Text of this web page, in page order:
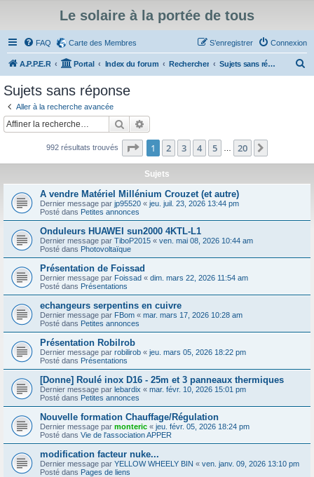
Le solaire à la portée de tous
FAQ Carte des Membres Connexion
S’enregistrer
A.P.P.E.R Portal Index du forum Rechercher Sujets sans réponse
c
Sujets sans réponse
Aller à la recherche avancée
Rechercher
992 résultats trouvés Page 1sur20
1 2 3 4 5 20
Sujets
A vendre Matériel Millénium Crouzet (et autre)
Dernier message par jp95520 « jeu. juil. 23, 2026 13:44 pm
Posté dans Petites annonces
Onduleurs HUAWEI sun2000 4KTL-L1
Dernier message par TiboP2015 « ven. mai 08, 2026 10:44 am
Posté dans Photovoltaïque
Présentation de Foissad
Dernier message par Foissad « dim. mars 22, 2026 11:54 am
Posté dans Présentations
echangeurs serpentins en cuivre
Dernier message par FBom « mar. mars 17, 2026 10:28 am
Posté dans Petites annonces
Présentation Robilrob
Dernier message par robilirob « jeu. mars 05, 2026 18:22 pm
Posté dans Présentations
[Donne] Roulé inox D16 - 25m et 3 panneaux thermiques
Dernier message par lebardix « mar. févr. 10, 2026 15:01 pm
Posté dans Petites annonces
Nouvelle formation Chauffage/Régulation
Dernier message par monteric « jeu. févr. 05, 2026 18:24 pm
Posté dans Vie de l'association APPER
modification facteur nuke...
Dernier message par YELLOW WHEELY BIN « ven. janv. 09, 2026 13:10 pm
Posté dans Pages de liens